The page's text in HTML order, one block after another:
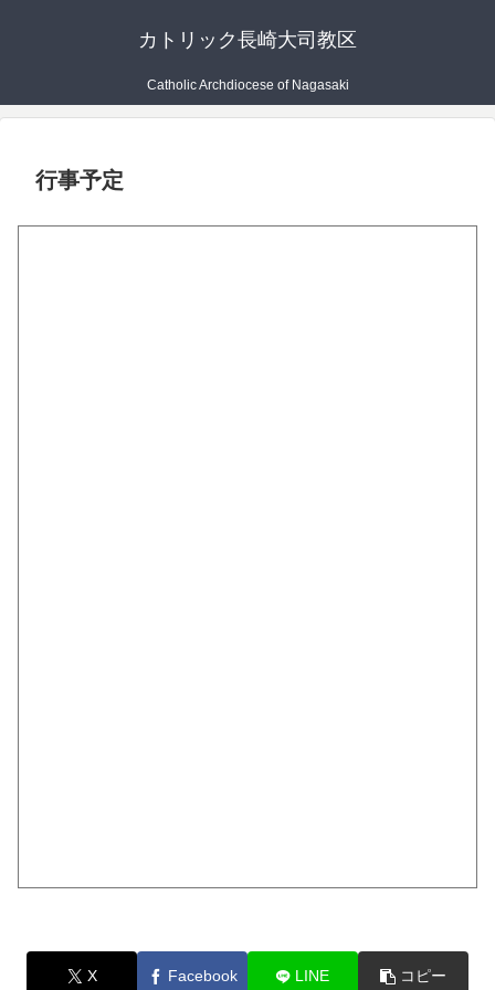
カトリック長崎大司教区
Catholic Archdiocese of Nagasaki
行事予定
X Facebook LINE コピー